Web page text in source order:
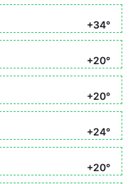
+34°
+20°
+20°
+24°
+20°